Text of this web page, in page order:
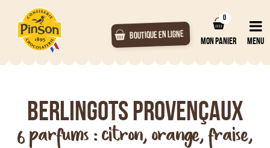
BOUTIQUE EN LIGNE
MON PANIER
0
MENU
Berlingots Provençaux
6 parfums : citron, orange, fraise,